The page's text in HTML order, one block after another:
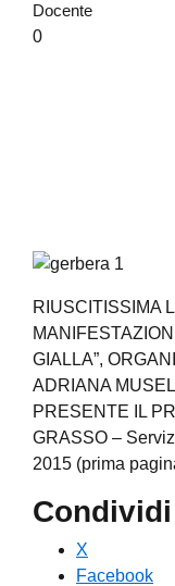
Docente
0
RIUSCITISSIMA
GIALLA”,
ADRIANA
PRESENTE IL
GRASSO –
2015 (prima
Condividi
X
Facebook